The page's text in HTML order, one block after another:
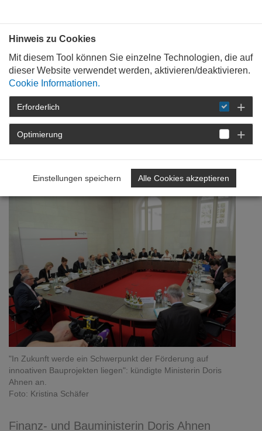
STARTSEITE DETAIL
Positive Bilanz
"In Zukunft werde ein Schwerpunkt der Förderung auf
innoativen Bauprojekten liegen": kündigte Ministerin Doris
Ahnen an.
Foto: Kristina Schäfer
Finanz- und Bauministerin Doris Ahnen
Hinweis zu Cookies
Mit diesem Tool können Sie einzelne Technologien, die auf
dieser Website verwendet werden, aktivieren/deaktivieren.
Cookie Informationen.
Erforderlich
Optimierung
Einstellungen speichern Alle Cookies akzeptieren